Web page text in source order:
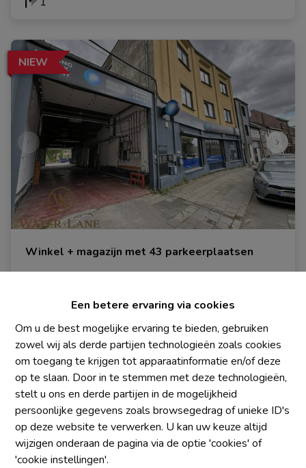
Een betere ervaring via cookies
Om u de best mogelijke ervaring te bieden, gebruiken
zowel wij als derde partijen technologieën zoals cookies
om toegang te krijgen tot apparaatinformatie en/of deze
op te slaan. Door in te stemmen met deze technologieën,
stelt u ons en derde partijen in de mogelijkheid
persoonlijke gegevens zoals browsegedrag of unieke ID's
op deze website te verwerken. U kan uw keuze altijd
wijzigen onderaan de pagina via de optie 'cookies' of
'cookie instellingen'.
NIEW
Winkel + magazijn met 43 parkeerplaatsen
€ 890.000
2881 m² 1 43
NIEW